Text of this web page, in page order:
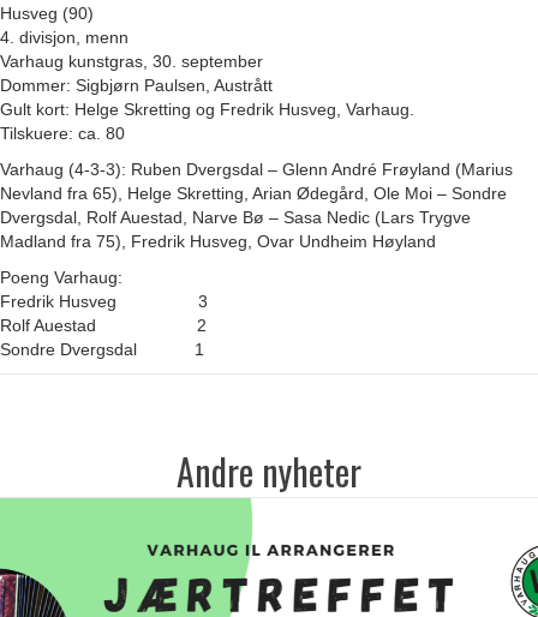
Husveg (90)
4. divisjon, menn
Varhaug kunstgras, 30. september
Dommer: Sigbjørn Paulsen, Austrått
Gult kort: Helge Skretting og Fredrik Husveg, Varhaug.
Tilskuere: ca. 80
Varhaug (4-3-3): Ruben Dvergsdal – Glenn André Frøyland (Marius
Nevland fra 65), Helge Skretting, Arian Ødegård, Ole Moi – Sondre
Dvergsdal, Rolf Auestad, Narve Bø – Sasa Nedic (Lars Trygve
Madland fra 75), Fredrik Husveg, Ovar Undheim Høyland
Poeng Varhaug:
Fredrik Husveg 3
Rolf Auestad 2
Sondre Dvergsdal 1
Andre nyheter